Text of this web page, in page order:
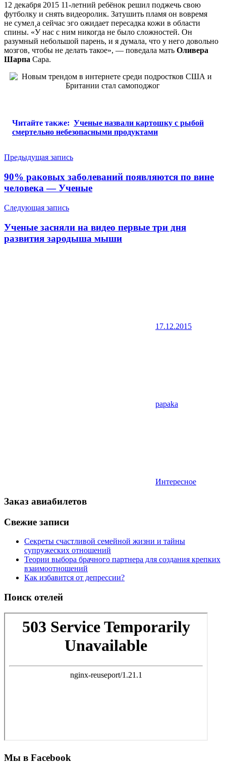
12 декабря 2015 11-летний ребёнок решил поджечь свою
футболку и снять видеоролик. Затушить пламя он вовремя
не сумел¸а сейчас эго ожидает пересадка кожи в области
спины. «У нас с ним никогда не было сложностей. Он
разумный небольшой парень, и я думала, что у него довольно
мозгов, чтобы не делать такое», — поведала мать Оливера
Шарпа Сара.
Читайте также: Ученые назвали картошку с рыбой
смертельно небезопасными продуктами
Навигация
по
записям
Предыдущая запись
90% раковых заболеваний появляются по вине
человека — Ученые
Следующая запись
Ученые засняли на видео первые три дня
развития зародыша мыши
17.12.2015
papaka
Интересное
Заказ авиабилетов
Свежие записи
Секреты счастливой семейной жизни и тайны
супружеских отношений
Теории выбора брачного партнера для создания крепких
взаимоотношений
Как избавится от депрессии?
Поиск отелей
Мы в Facebook